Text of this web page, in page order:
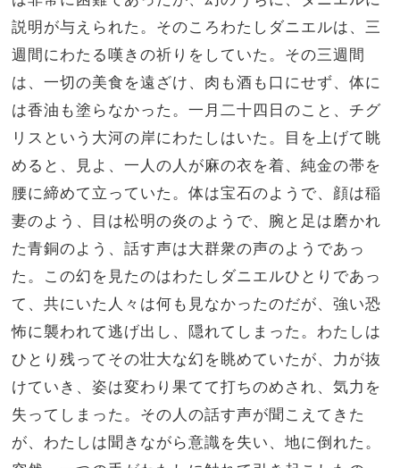
説明が与えられた。そのころわたしダニエルは、三
週間にわたる嘆きの祈りをしていた。その三週間
は、一切の美食を遠ざけ、肉も酒も口にせず、体に
は香油も塗らなかった。一月二十四日のこと、チグ
リスという大河の岸にわたしはいた。目を上げて眺
めると、見よ、一人の人が麻の衣を着、純金の帯を
腰に締めて立っていた。体は宝石のようで、顔は稲
妻のよう、目は松明の炎のようで、腕と足は磨かれ
た青銅のよう、話す声は大群衆の声のようであっ
た。この幻を見たのはわたしダニエルひとりであっ
て、共にいた人々は何も見なかったのだが、強い恐
怖に襲われて逃げ出し、隠れてしまった。わたしは
ひとり残ってその壮大な幻を眺めていたが、力が抜
けていき、姿は変わり果てて打ちのめされ、気力を
失ってしまった。その人の話す声が聞こえてきた
が、わたしは聞きながら意識を失い、地に倒れた。